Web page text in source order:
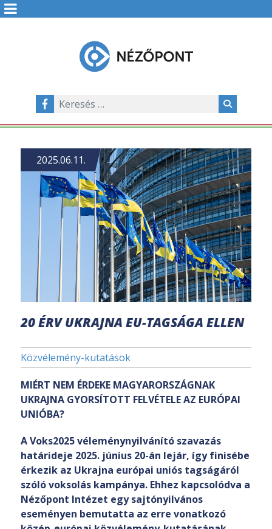
20 ÉRV UKRAJNA EU-TAGSÁGA ELLEN
Közvélemény-kutatások
2025.06.11.
MIÉRT NEM ÉRDEKE MAGYARORSZÁGNAK
UKRAJNA GYORSÍTOTT FELVÉTELE AZ EURÓPAI
UNIÓBA?
A Voks2025 véleménynyilvánító szavazás
határideje 2025. június 20-án lejár, így finisébe
érkezik az Ukrajna európai uniós tagságáról
szóló voksolás kampánya. Ehhez kapcsolódva a
Nézőpont Intézet egy sajtónyilvános
eseményen bemutatta az erre vonatkozó